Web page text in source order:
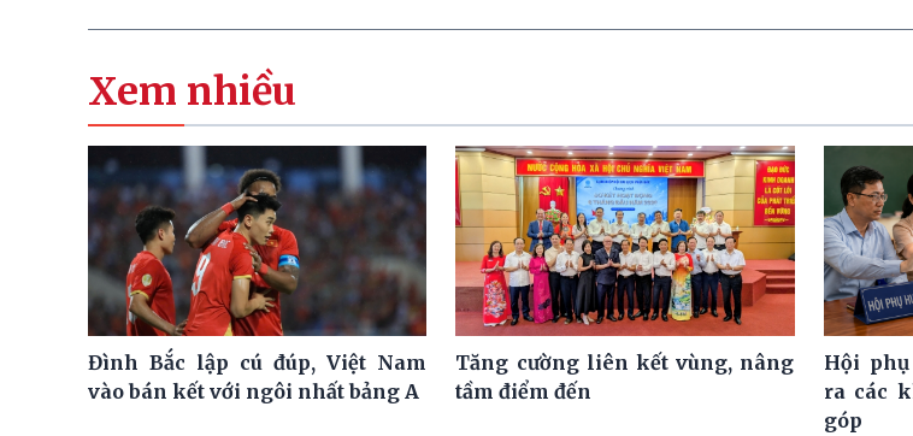
Xem nhiều
Đình Bắc lập cú đúp, Việt Nam
vào bán kết với ngôi nhất bảng A
Tăng cường liên kết vùng, nâng
tầm điểm đến
Hội
ra các
góp